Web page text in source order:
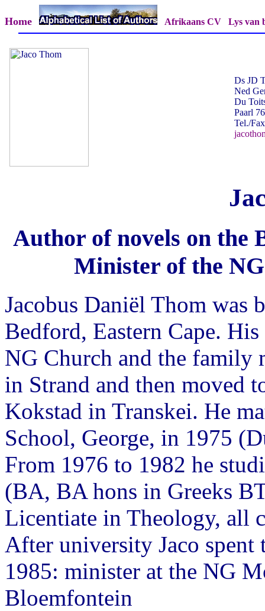
Home Afrikaans CV Lys van
Ds JD
Ned
Du
Paarl
Tel./
Author of novels on the
Minister of the
Jacobus Daniël Thom was
Bedford, Eastern Cape.
NG Church and the family
in Strand and then moved
Kokstad in Transkei. He
School, George, in 1975
From 1976 to 1982 he
(BA, BA hons in Greeks
Licentiate in Theology, all
After university Jaco spent
1985: minister at the NG
Bloemfontein